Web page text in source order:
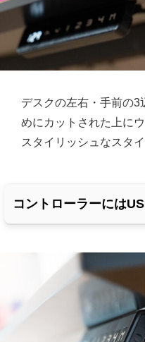
デスクの左右・手前の
めにカットされた上に
スタイリッシュなスタ
コントローラーには